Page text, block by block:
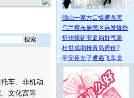
车、非机动
文化宫等
·佛山一家六口惨遭杀害
·乌兰察布居民区连发爆炸
·忻州煤矿安监局好气派
·杜世成助推青岛房价?
·平安夜女子遭遇飞车党